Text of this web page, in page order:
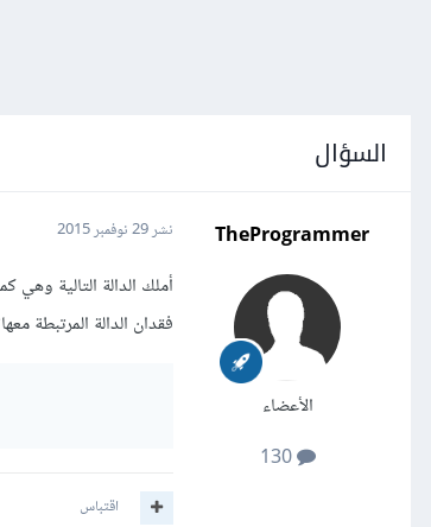
السؤال
TheProgrammer
الأعضاء
130
نشر29 نوفمبر 2015
أملك الدالة التالية
فقدان الدالة المرتبطة
اقتباس